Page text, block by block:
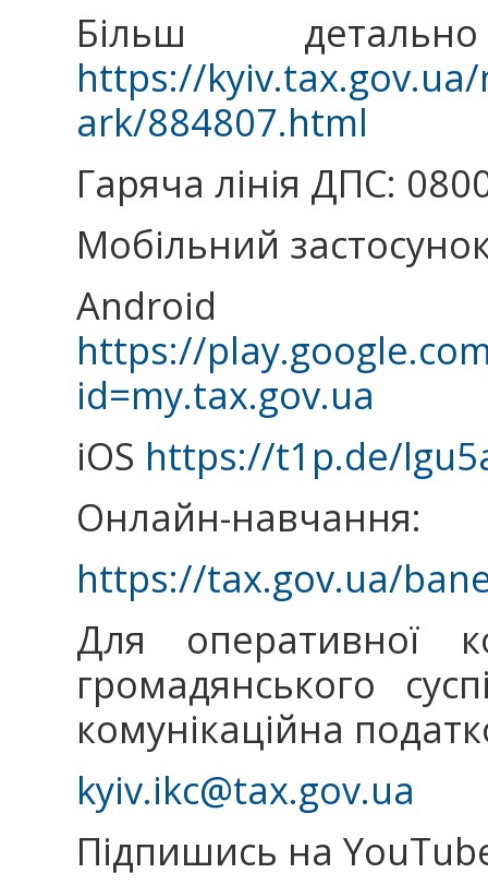
Більш
https://
ark/884807.html
Гаряча лінія ДПС:
Мобільний
Android
https://
id=my.tax.gov.ua
iOS https://t1p.de/
Онлайн-навчання:
https://tax.gov.ua/
Для оперативної
громадянського
комунікаційна
kyiv.ikc@tax.gov.ua
Підпишись на